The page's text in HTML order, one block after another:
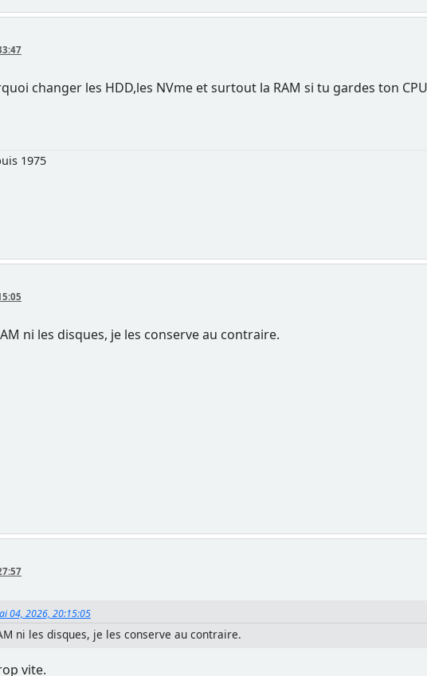
changer les HDD,les NVme et surtout la RAM si tu gardes ton
1975
ni les disques, je les conserve au contraire.
04, 2026, 20:15:05
ni les disques, je les conserve au contraire.
vite.